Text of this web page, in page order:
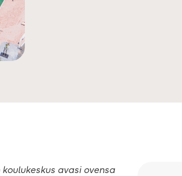
avasi ovensa